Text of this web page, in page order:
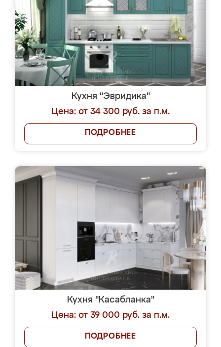
Кухня "Эвридика"
Цена: от 34 300 руб. за п.м.
ПОДРОБНЕЕ
Кухня "Касабланка"
Цена: от 39 000 руб. за п.м.
ПОДРОБНЕЕ